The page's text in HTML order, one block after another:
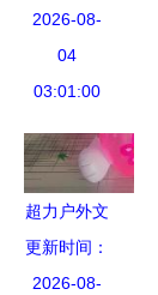
用品的百年
文脉
2026-08-
04
03:01:00
超力户外文
化用品厂
品质与自然
更新时间：
2026-08-